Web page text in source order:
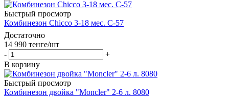
Быстрый просмотр
Комбинезон Chicco 3-18 мес. C-57
Достаточно
14 990 тенге/шт
-
+
В корзину
Быстрый просмотр
Комбинезон двойка "Moncler" 2-6 л. 8080